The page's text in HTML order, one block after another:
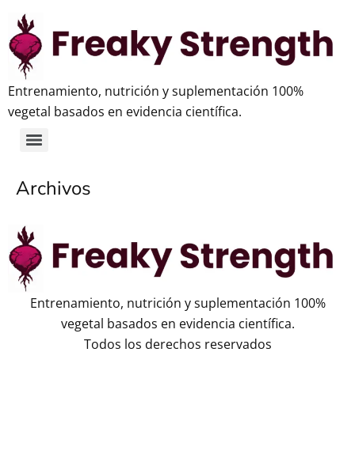
Entrenamiento, nutrición y suplementación 100%
vegetal basados en evidencia científica.
Archivos
Entrenamiento, nutrición y suplementación 100%
vegetal basados en evidencia científica.
Todos los derechos reservados